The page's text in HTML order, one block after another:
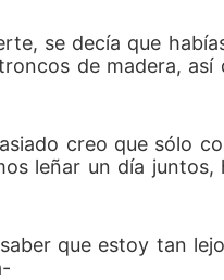
se decía que
de madera,
creo que sólo
leñar un día
que estoy tan